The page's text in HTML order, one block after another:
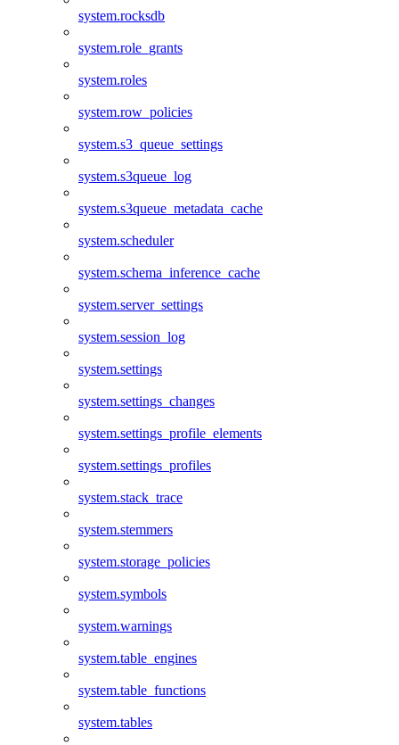
system.rocksdb
system.role_grants
system.roles
system.row_policies
system.s3_queue_settings
system.s3queue_log
system.s3queue_metadata_cache
system.scheduler
system.schema_inference_cache
system.server_settings
system.session_log
system.settings
system.settings_changes
system.settings_profile_elements
system.settings_profiles
system.stack_trace
system.stemmers
system.storage_policies
system.symbols
system.warnings
system.table_engines
system.table_functions
system.tables